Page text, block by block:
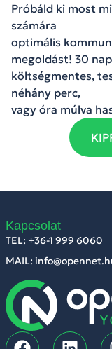
Próbáld ki most
számára
optimális
megoldást! 30
költségmentes,
néhány perc,
vagy óra múlva
Kapcsolat
TEL: +36-1 999 6060
MAIL: